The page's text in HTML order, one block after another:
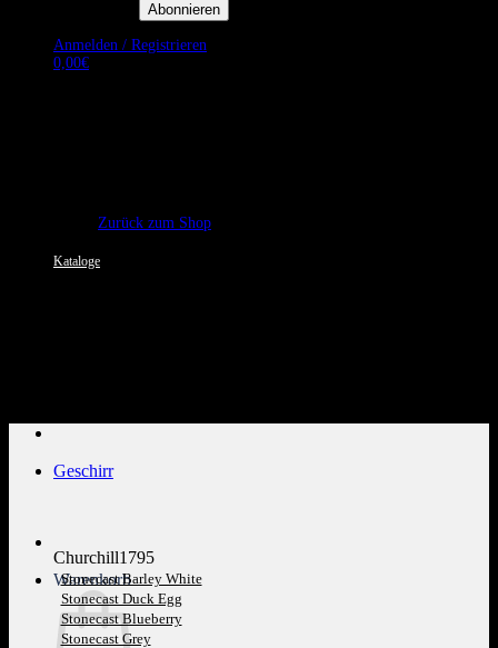
Anmelden / Registrieren
0,00€
Zurück zum Shop
Kataloge
Warenkorb
Geschirr
Churchill1795
Stonecast Barley White
Stonecast Duck Egg
Stonecast Blueberry
Stonecast Grey